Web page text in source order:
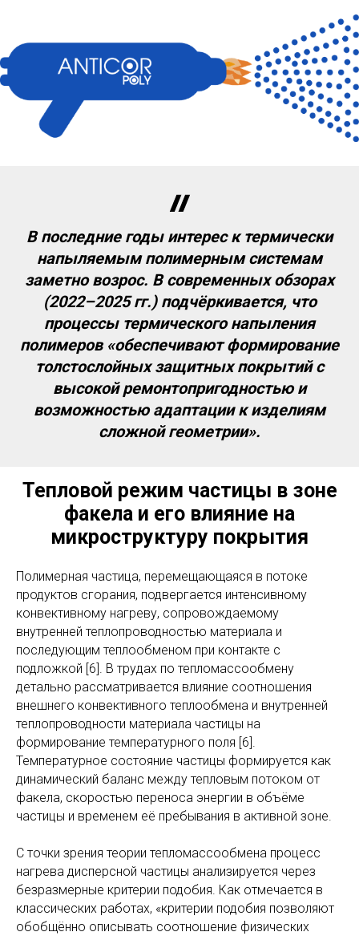
В последние годы интерес к термически
напыляемым полимерным системам
заметно возрос. В современных обзорах
(2022–2025 гг.) подчёркивается, что
процессы термического напыления
полимеров «обеспечивают формирование
толстослойных защитных покрытий с
высокой ремонтопригодностью и
возможностью адаптации к изделиям
сложной геометрии».
Тепловой режим частицы в зоне
факела и его влияние на
микроструктуру покрытия
Полимерная частица, перемещающаяся в потоке
продуктов сгорания, подвергается интенсивному
конвективному нагреву, сопровождаемому
внутренней теплопроводностью материала и
последующим теплообменом при контакте с
подложкой [6]. В трудах по тепломассообмену
детально рассматривается влияние соотношения
внешнего конвективного теплообмена и внутренней
теплопроводности материала частицы на
формирование температурного поля [6].
Температурное состояние частицы формируется как
динамический баланс между тепловым потоком от
факела, скоростью переноса энергии в объёме
частицы и временем её пребывания в активной зоне.
С точки зрения теории тепломассообмена процесс
нагрева дисперсной частицы анализируется через
безразмерные критерии подобия. Как отмечается в
классических работах, «критерии подобия позволяют
обобщённо описывать соотношение физических